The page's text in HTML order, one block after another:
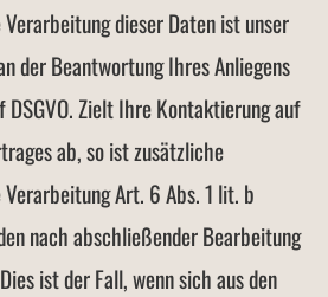
dieser Daten ist unser
der Beantwortung Ihres Anliegens
Zielt Ihre Kontaktierung auf
ab, so ist zusätzliche
Art. 6 Abs. 1 lit. b
nach abschließender Bearbeitung
ist der Fall, wenn sich aus den